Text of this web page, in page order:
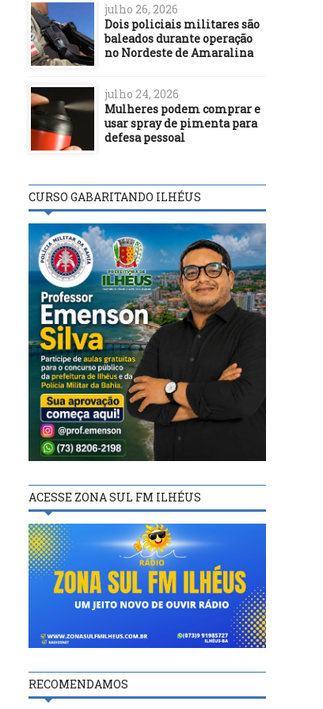
28/11/19
Lindinópolis encerra
Novembro Azul com
mobilização voltada aos
homens, sábado (30)
Debate na Band:
criticam ausência de
Neto e ‘nacionalizam’
com referências a
Bolsonaro
julho 26, 2026
Dois policiais militares são
baleados durante operação
no Nordeste de Amaralina
julho 24, 2026
Mulheres podem comprar e
usar spray de pimenta para
defesa pessoal
CURSO GABARITANDO ILHÉUS
ACESSE ZONA SUL FM ILHÉUS
RECOMENDAMOS